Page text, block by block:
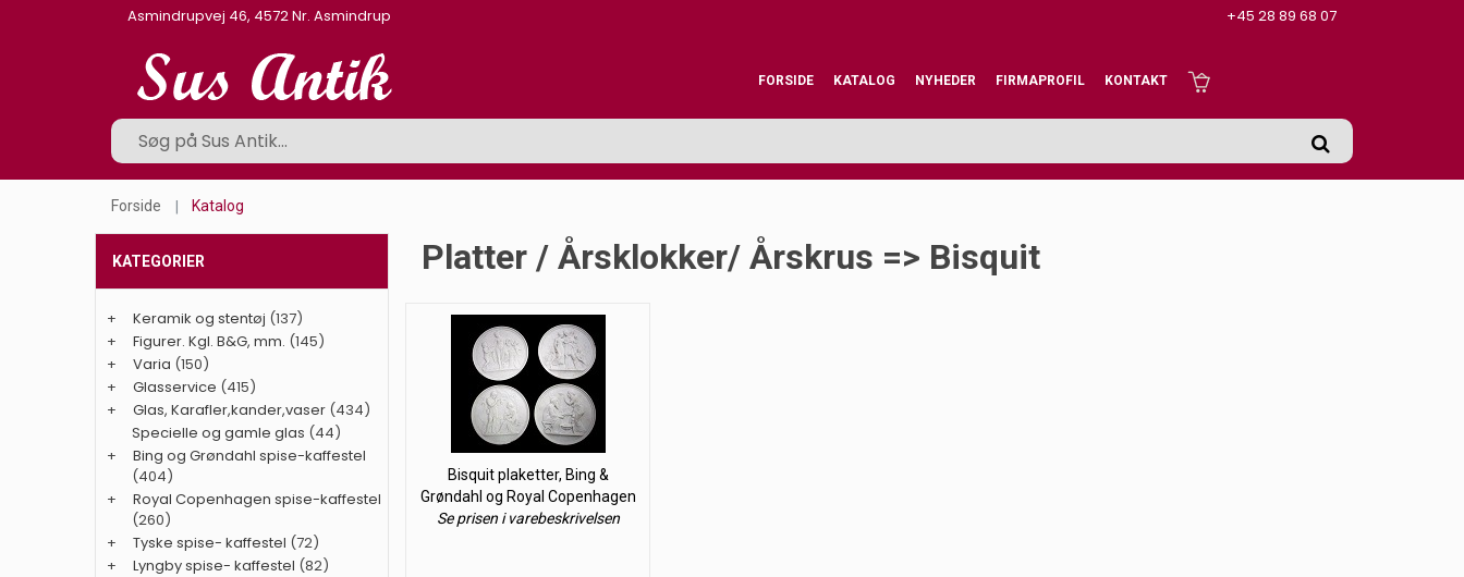
Asmindrupvej 46, 4572 Nr. Asmindrup +45 28 89 68 07
FORSIDE KATALOG NYHEDER FIRMAPROFIL KONTAKT
Forside Katalog
Platter / Årsklokker/ Årskrus => Bisquit
Bisquit plaketter, Bing &
Grøndahl og Royal Copenhagen
Se prisen i varebeskrivelsen
KATEGORIER
+ Keramik og stentøj (137)
+
Figurer. Kgl. B&G, mm. (145)
+
Varia (150)
+
Glasservice (415)
+
Glas, Karafler,kander,vaser (434)
Specielle og gamle glas (44)
+
Bing og Grøndahl spise-kaffestel
(404)
+
Royal Copenhagen spise-kaffestel
(260)
+
Tyske spise- kaffestel (72)
+
Lyngby spise- kaffestel (82)